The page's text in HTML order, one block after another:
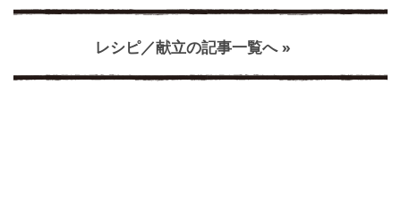
レシピ／献立の記事一覧へ »